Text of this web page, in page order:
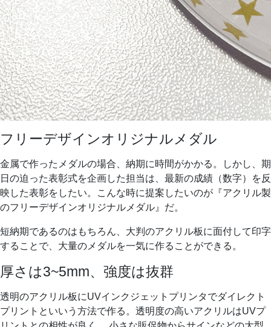
フリーデザインオリジナルメダル
金属で作ったメダルの場合、納期に時間がかかる。しかし、期
日の迫った表彰式を企画した担当は、最新の成績（数字）を反
映した表彰をしたい。こんな時に提案したいのが『アクリル製
のフリーデザインオリジナルメダル』だ。
短納期であるのはもちろん、大判のアクリル板に面付して印字
することで、大量のメダルを一気に作ることができる。
厚さは3~5mm、強度は抜群
透明のアクリル板にUVインクジェットプリンタでダイレクト
プリントといいう方法で作る。透明度の高いアクリルはUVプ